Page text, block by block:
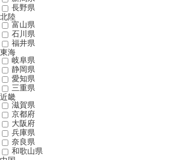
長野県
北陸
富山県
石川県
福井県
東海
岐阜県
静岡県
愛知県
三重県
近畿
滋賀県
京都府
大阪府
兵庫県
奈良県
和歌山県